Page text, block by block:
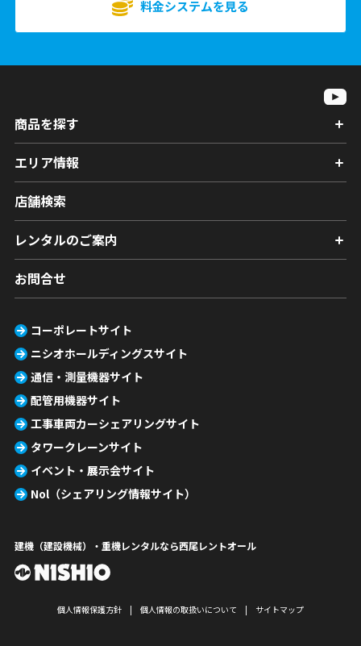
料金システムを見る
商品を探す
エリア情報
店舗検索
レンタルのご案内
お問合せ
コーポレートサイト
ニシオホールディングスサイト
通信・測量機器サイト
配管用機器サイト
工事車両カーシェアリングサイト
タワークレーンサイト
イベント・展示会サイト
Nol（シェアリング情報サイト）
建機（建設機械）・重機レンタルなら西尾レントオール
個人情報保護方針 個人情報の取扱いについて サイトマップ